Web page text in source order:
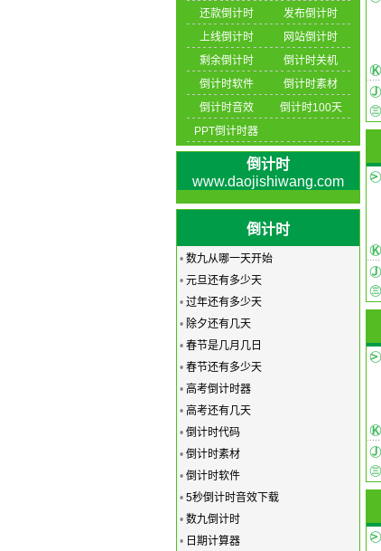
还款倒计时
发布倒计时
上线倒计时
网站倒计时
剩余倒计时
倒计时关机
倒计时软件
倒计时素材
倒计时音效
倒计时100天
PPT倒计时器
倒计时
www.daojishiwang.com
倒计时
• 数九从哪一天开始
• 元旦还有多少天
• 过年还有多少天
• 除夕还有几天
• 春节是几月几日
• 春节还有多少天
• 高考倒计时器
• 高考还有几天
• 倒计时代码
• 倒计时素材
• 倒计时软件
• 5秒倒计时音效下载
• 数九倒计时
• 日期计算器